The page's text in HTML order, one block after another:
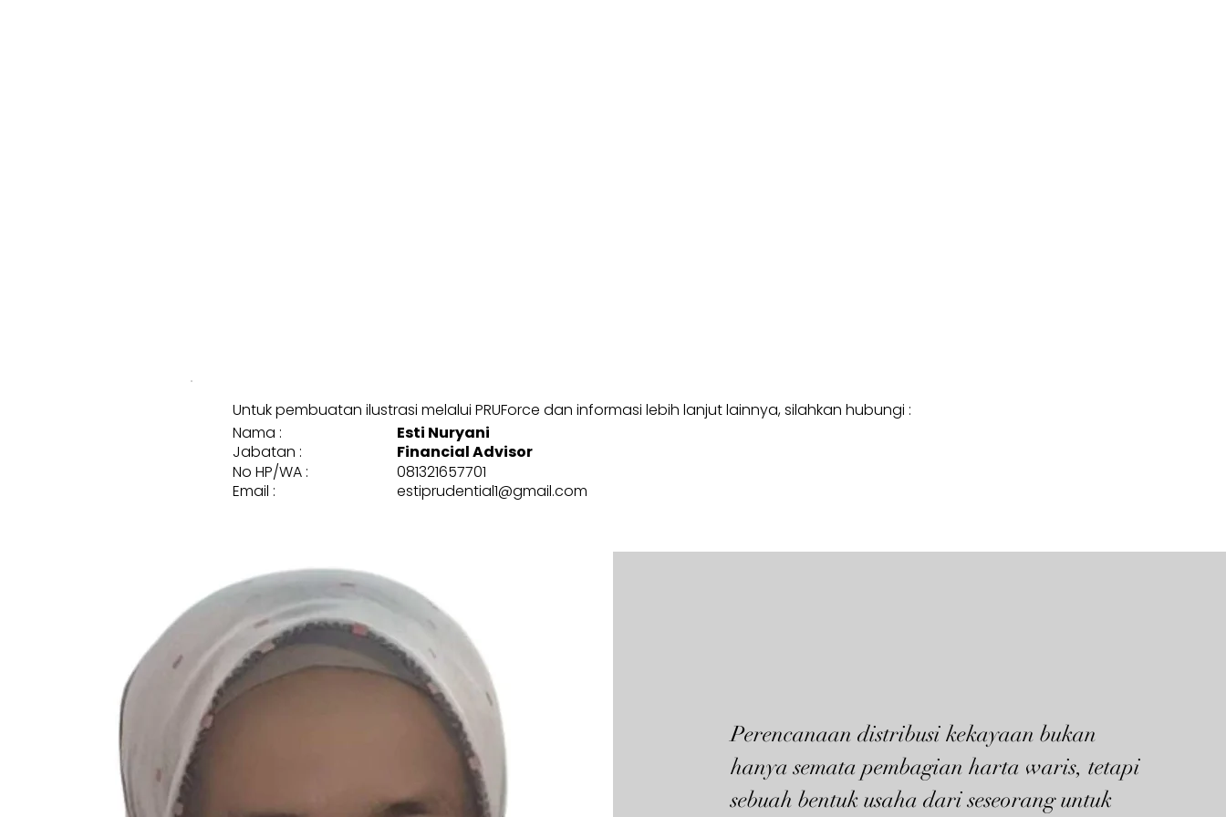
Untuk pembuatan ilustrasi melalui PRUForce dan informasi lebih lanjut lainnya, silahkan hubungi :
Nama :
Esti Nuryani
Jabatan :
Financial Advisor
No HP/WA :
081321657701
Email :
estiprudential1@gmail.com
Perencanaan distribusi kekayaan bukan
hanya semata pembagian harta waris, tetapi
sebuah bentuk usaha dari seseorang untuk